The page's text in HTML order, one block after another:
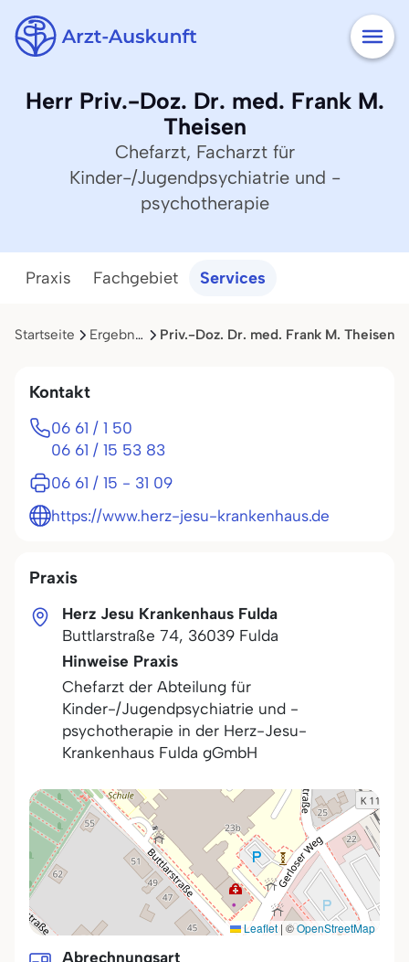
Herr Priv.-Doz. Dr. med. Frank M.
Theisen
Chefarzt, Facharzt für
Kinder-/Jugendpsychiatrie und -
psychotherapie
Praxis Fachgebiet Services
Startseite Ergebnisliste Priv.-Doz. Dr. med. Frank M. Theisen
Praxis
Herz Jesu Krankenhaus Fulda
Buttlarstraße 74, 36039 Fulda
Hinweise Praxis
Chefarzt der Abteilung für
Kinder-/Jugendpsychiatrie und -
psychotherapie in der Herz-Jesu-
Krankenhaus Fulda gGmbH
Leaflet | ©OpenStreetMap
Abrechnungsart
Kontakt
06 61 / 1 50
06 61 / 15 53 83
06 61 / 15 - 31 09
https://www.herz-jesu-krankenhaus.de